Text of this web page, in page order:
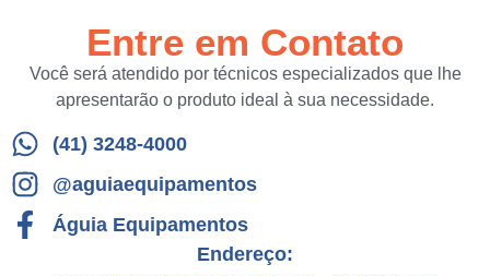
Entre em Contato
Você será atendido por técnicos especializados que lhe
apresentarão o produto ideal à sua necessidade.
(41) 3248-4000
@aguiaequipamentos
Águia Equipamentos
Endereço: